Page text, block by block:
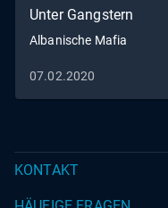
Unter Gangstern
Albanische Mafia
07.02.2020
KONTAKT